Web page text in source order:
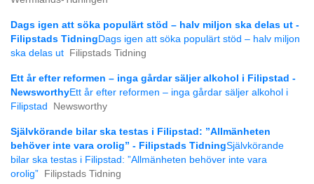
Dags igen att söka populärt stöd – halv miljon ska delas ut -
Filipstads Tidning Dags igen att söka populärt stöd – halv miljon
ska delas ut
Filipstads Tidning
Ett år efter reformen – inga gårdar säljer alkohol i Filipstad -
NewsworthyEtt år efter reformen – inga gårdar säljer alkohol i
Filipstad
Newsworthy
Självkörande bilar ska testas i Filipstad: ”Allmänheten
behöver inte vara orolig” - Filipstads TidningSjälvkörande
bilar ska testas i Filipstad: ”Allmänheten behöver inte vara
orolig”
Filipstads Tidning